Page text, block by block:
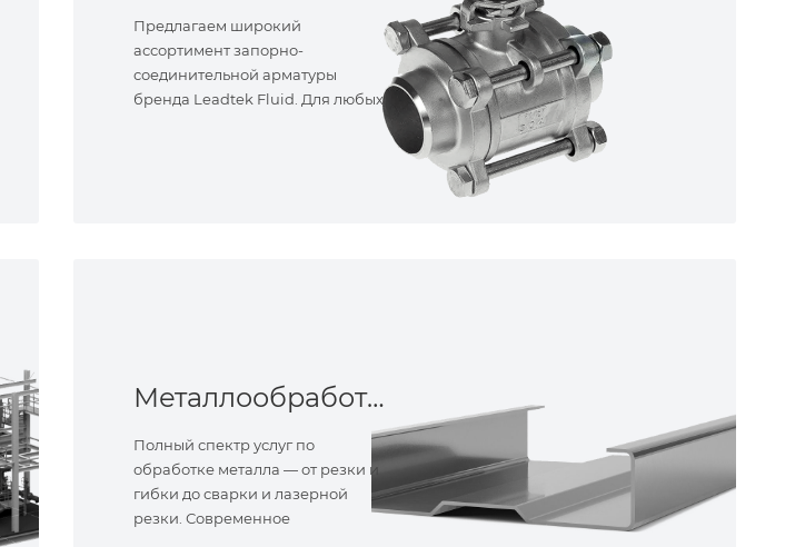
Предлагаем широкий
ассортимент запорно-
соединительной арматуры
бренда Leadtek Fluid. Для любых
Металлообработка
Полный спектр услуг по
обработке металла — от резки и
гибки до сварки и лазерной
резки. Современное